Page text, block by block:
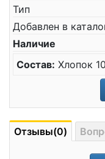
Тип
Добавлен в
Наличие
Состав: Хлопок
Отзывы(0)